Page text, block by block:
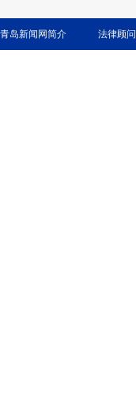
青岛新闻网简介 法律顾问